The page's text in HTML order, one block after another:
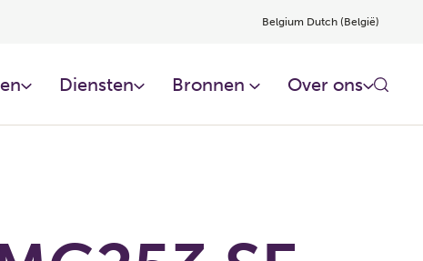
Belgium Dutch (België)
Diensten​ Bronnen ​ Over ons​